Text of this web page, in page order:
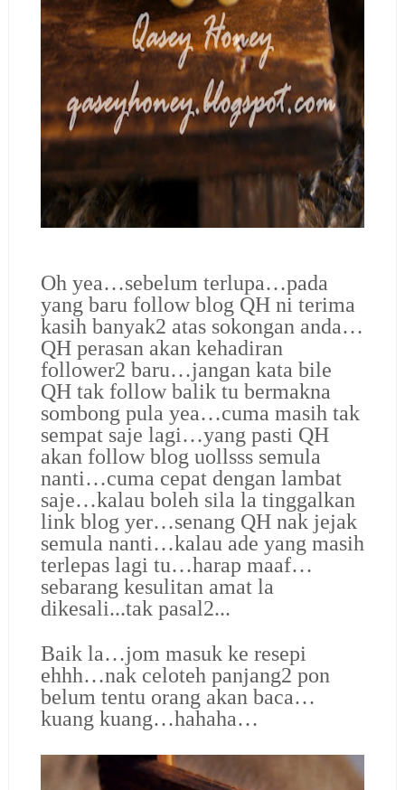
Oh yea…sebelum terlupa…pada
yang baru follow blog QH ni terima
kasih banyak2 atas sokongan anda…
QH perasan akan kehadiran
follower2 baru…jangan kata bile
QH tak follow balik tu bermakna
sombong pula yea…cuma masih tak
sempat saje lagi…yang pasti QH
akan follow blog uollsss semula
nanti…cuma cepat dengan lambat
saje…kalau boleh sila la tinggalkan
link blog yer…senang QH nak jejak
semula nanti…kalau ade yang masih
terlepas lagi tu…harap maaf…
sebarang kesulitan amat la
dikesali...tak pasal2...
Baik la…jom masuk ke resepi
ehhh…nak celoteh panjang2 pon
belum tentu orang akan baca…
kuang kuang…hahaha…